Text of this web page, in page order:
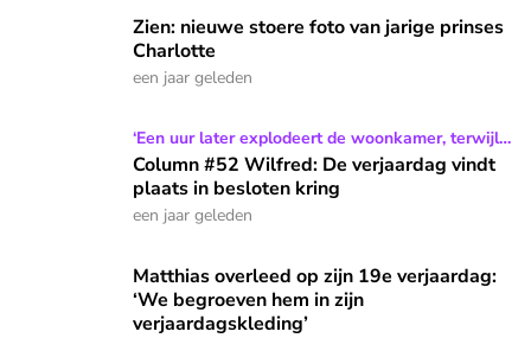
Zien: nieuwe stoere foto van jarige prinses Charlotte
Zien: nieuwe stoere foto van jarige prinses
Charlotte
een jaar geleden
Column #52 Wilfred: De verjaardag vindt plaats in
‘Een uur later explodeert de woonkamer, terwijl
ik implodeer’
Column #52 Wilfred: De verjaardag vindt
plaats in besloten kring
een jaar geleden
Matthias overleed op zijn 19e verjaardag: ‘We begroeven
Matthias overleed op zijn 19e verjaardag:
‘We begroeven hem in zijn
verjaardagskleding’